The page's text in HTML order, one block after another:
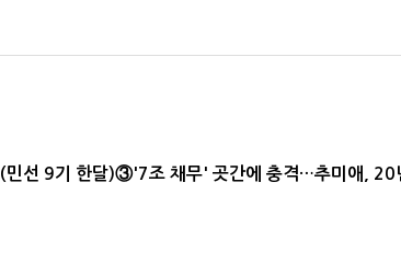
(민선 9기 한달)③'7조 채무' 곳간에 충격…추미애, 20